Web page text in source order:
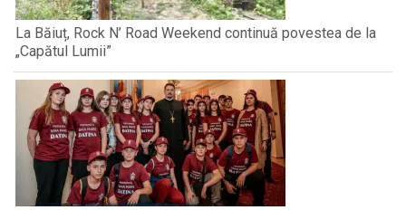
La Băiuț, Rock N’ Road Weekend continuă povestea de la
„Capătul Lumii”